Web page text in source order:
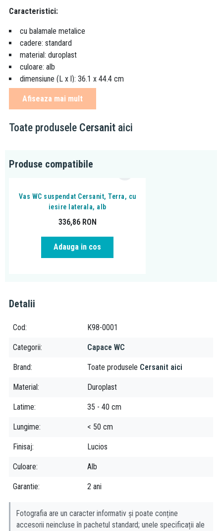
Caracteristici:
cu balamale metalice
cadere: standard
material: duroplast
culoare: alb
dimensiune (L x l): 36.1 x 44.4 cm
Se recomanda a fi utilizat pentru vasul WC suspendat Terra.
Afiseaza mai mult
Toate produsele Cersanit aici
Produse compatibile
Vas WC suspendat Cersanit, Terra, cu
iesire laterala, alb
336,86 RON
Adauga in cos
Detalii
Cod K98-0001
Categorii Capace WC
Brand Toate produsele Cersanit aici
Material Duroplast
Latime 35 - 40 cm
Lungime < 50 cm
Finisaj Lucios
Culoare Alb
Garantie 2 ani
Fotografia are un caracter informativ și poate conține
accesorii neincluse în pachetul standard; unele specificații ale